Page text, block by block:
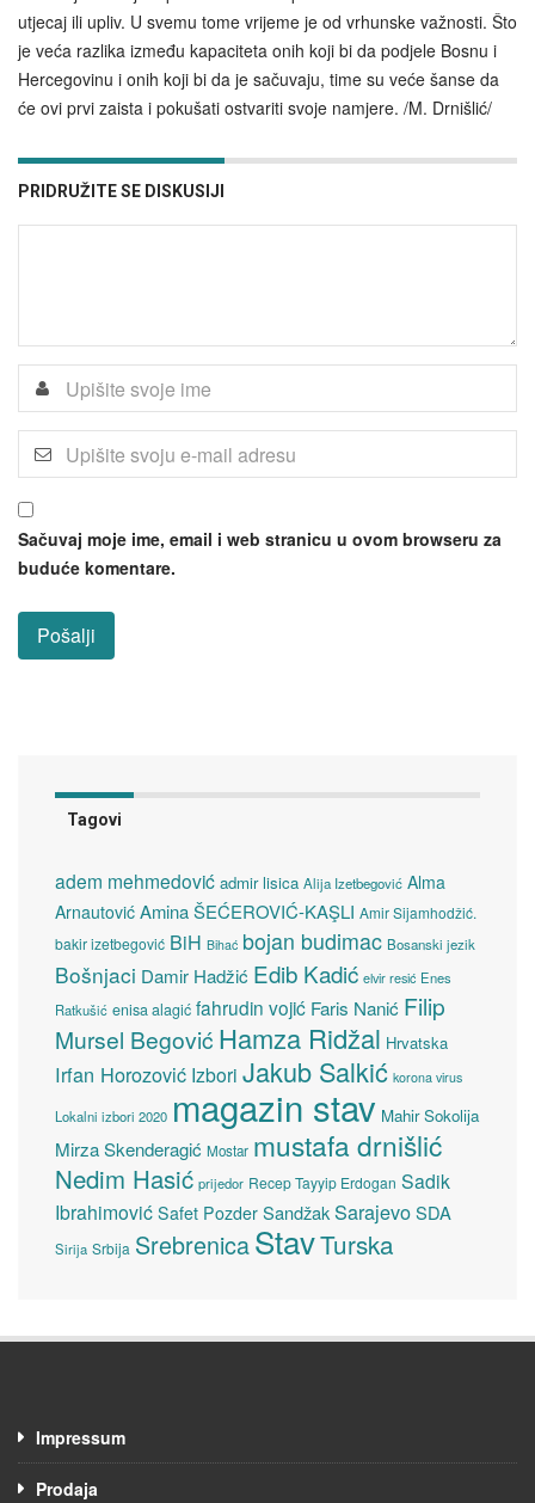
utjecaj ili upliv. U svemu tome vrijeme je od vrhunske važnosti. Što
je veća razlika između kapaciteta onih koji bi da podjele Bosnu i
Hercegovinu i onih koji bi da je sačuvaju, time su veće šanse da
će ovi prvi zaista i pokušati ostvariti svoje namjere. /M. Drnišlić/
PRIDRUŽITE SE DISKUSIJI
Sačuvaj moje ime, email i web stranicu u ovom browseru za
buduće komentare.
Tagovi
adem mehmedović admir lisica Alija Izetbegović Alma
Arnautović Amina ŠEĆEROVIĆ-KAŞLI Amir Sijamhodžić.
bakir izetbegović BiH Bihać bojan budimac Bosanski jezik
Bošnjaci Damir Hadžić Edib Kadić elvir resić Enes
Ratkušić enisa alagić fahrudin vojić Faris Nanić Filip
Mursel Begović Hamza Ridžal Hrvatska
Irfan Horozović Izbori Jakub Salkić korona virus
Lokalni izbori 2020 magazin stav Mahir Sokolija
Mirza Skenderagić Mostar mustafa drnišlić
Nedim Hasić prijedor Recep Tayyip Erdogan Sadik
Ibrahimović Safet Pozder SandžakSarajevoSDA
Sirija Srbija SrebrenicaStavTurska
Impressum
Prodaja